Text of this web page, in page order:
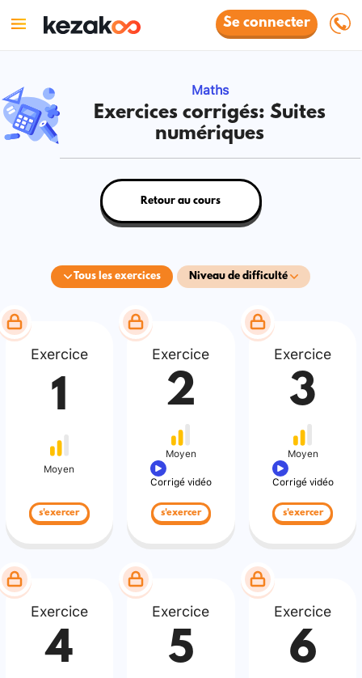
Se connecter
Maths
Exercices corrigés: Suites
numériques
Tous les exercices Niveau de difficulté
Retour au cours
Exercice
1
Moyen
s'exercer
Exercice
2
Moyen
Corrigé vidéo
s'exercer
Exercice
3
Moyen
Corrigé vidéo
s'exercer
Exercice
4
Exercice
5
Exercice
6